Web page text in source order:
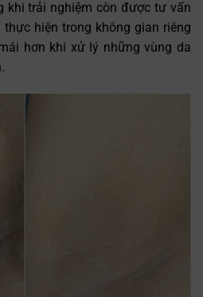
khi trải nghiệm còn được tư vấn
hiện trong không gian riêng
hơn khi xử lý những vùng da